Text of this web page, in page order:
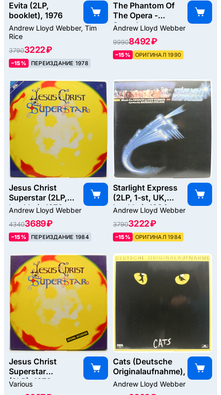
Evita (2LP,
booklet), 1976
Andrew Lloyd Webber, Tim
Rice
37903222 ₽
–15% ПЕРЕИЗДАНИЕ 1978
The Phantom Of
The Opera -
Svenska
Originalinspelningen
(2LP), 1990
Andrew Lloyd Webber
99908492 ₽
–15% ОРИГИНАЛ 1990
Jesus Christ
Superstar (2LP,
booklet), 1970
Andrew Lloyd Webber
43403689 ₽
–15% ПЕРЕИЗДАНИЕ 1984
Starlight Express
(2LP, 1-st, UK,
booklet), 1984
Andrew Lloyd Webber
37903222 ₽
–15% ОРИГИНАЛ 1984
Jesus Christ
Superstar
(2LP), 1970
Various
Cats (Deutsche
Originalaufnahme), 1983
Andrew Lloyd Webber